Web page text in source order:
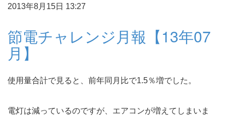
2013年8月15日 13:27
節電チャレンジ月報【13年07
月】
使用量合計で見ると、前年同月比で1.5％増でした。
電灯は減っているのですが、エアコンが増えてしまいま